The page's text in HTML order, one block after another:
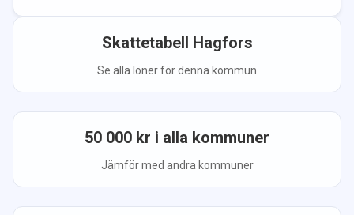
Skattetabell Hagfors
Se alla löner för denna kommun
50 000 kr i alla kommuner
Jämför med andra kommuner